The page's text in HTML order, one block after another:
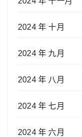
2024 年 十月
2024 年 九月
2024 年 八月
2024 年 七月
2024 年 六月